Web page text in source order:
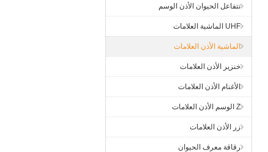
تتفاعل الحيوان الأذن الوسم
UHF الماشية العلامات
الماشية الأذن العلامات
خنزير الأذن العلامات
الأغنام الأذن العلامات
Z الوسم الأذن العلامات
زر الأذن العلامات
رقاقة معرف الحيوان